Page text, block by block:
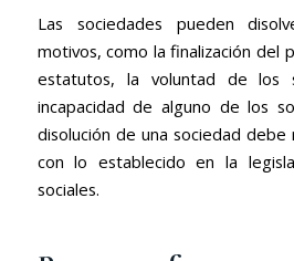
Las sociedades pueden
motivos, como la finalización del
estatutos, la voluntad de los
incapacidad de alguno de los
disolución de una sociedad
con lo establecido en la
sociales.